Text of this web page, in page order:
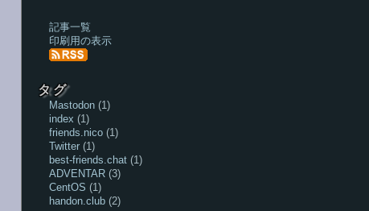
記事一覧
印刷用の表示
タグ
Mastodon (1 )
index (1 )
friends.nico (1 )
Twitter (1 )
best-friends.chat (1 )
ADVENTAR (3)
CentOS (1 )
handon.club (2)